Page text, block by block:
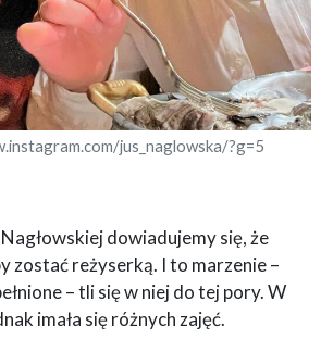
jus_naglowska/?g=5
dowiadujemy się, że
zostać reżyserką. I to marzenie –
– tli się w niej do tej pory. W
imała się różnych zajęć.